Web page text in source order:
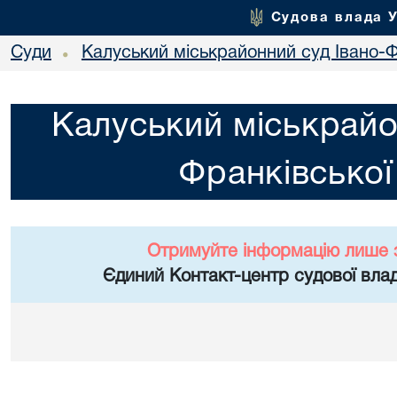
Судова влада
Суди • Калуський міськрайонний суд Івано-
Калуський
Отримуйте інформацію лише
Єдиний Контакт-центр судової